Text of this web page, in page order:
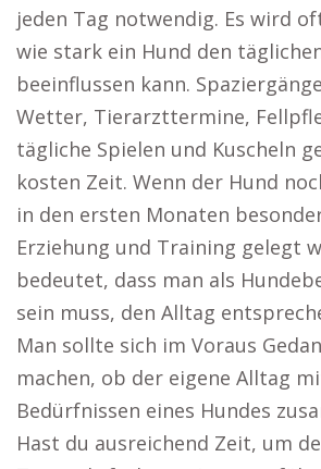
jeden Tag notwendig. Es wird
wie stark ein Hund den
beeinflussen kann.
Wetter, Tierarzttermine,
tägliche Spielen und Kuscheln
kosten Zeit. Wenn der Hund
in den ersten Monaten
Erziehung und Training gelegt
bedeutet, dass man als
sein muss, den Alltag
Man sollte sich im Voraus
machen, ob der eigene Alltag
Bedürfnissen eines Hundes
Hast du ausreichend Zeit, um